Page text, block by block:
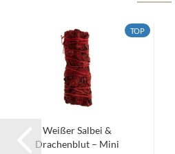
TOP
Weißer Salbei &
Drachenblut – Mini